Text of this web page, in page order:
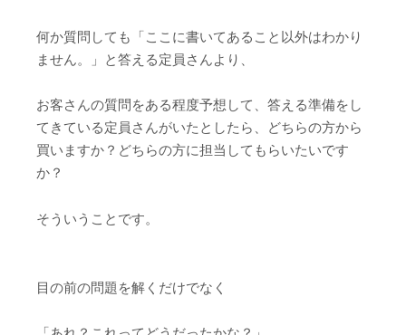
何か質問しても「ここに書いてあること以外はわかり
ません。」と答える定員さんより、
お客さんの質問をある程度予想して、答える準備をし
てきている定員さんがいたとしたら、どちらの方から
買いますか？どちらの方に担当してもらいたいです
か？
そういうことです。
目の前の問題を解くだけでなく